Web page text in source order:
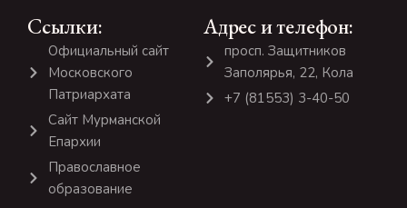
Ссылки:
Официальный сайт
Московского
Патриархата
Сайт Мурманской
Епархии
Православное
образование
Адрес и телефон:
просп. Защитников
Заполярья, 22, Кола
+7 (81553) 3-40-50